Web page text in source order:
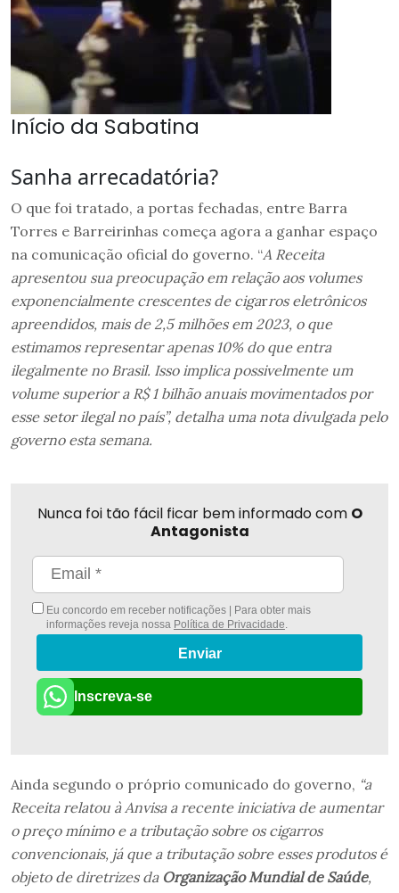
Início da Sabatina
Sanha arrecadatória?
O que foi tratado, a portas fechadas, entre Barra
Torres e Barreirinhas começa agora a ganhar espaço
na comunicação oficial do governo. “A Receita
apresentou sua preocupação em relação aos volumes
exponencialmente crescentes de cigarros eletrônicos
apreendidos, mais de 2,5 milhões em 2023, o que
estimamos representar apenas 10% do que entra
ilegalmente no Brasil. Isso implica possivelmente um
volume superior a R$ 1 bilhão anuais movimentados por
esse setor ilegal no país”, detalha uma nota divulgada pelo
governo esta semana.
Nunca foi tão fácil ficar bem informado com O
Antagonista
Eu concordo em receber notificações | Para obter mais
informações reveja nossa Política de Privacidade
Enviar
Inscreva-se
Ainda segundo o próprio comunicado do governo, “a
Receita relatou à Anvisa a recente iniciativa de aumentar
o preço mínimo e a tributação sobre os cigarros
convencionais, já que a tributação sobre esses produtos é
objeto de diretrizes da Organização Mundial de Saúde,